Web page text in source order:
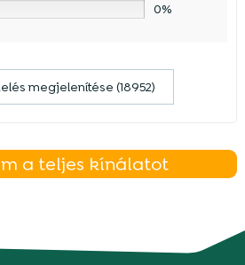
0%
megjelenítése (18952)
a teljes kínálatot